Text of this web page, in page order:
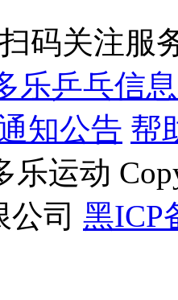
扫码关注服
乐乒乓信
知公告 帮
乐运动
司 黑ICP